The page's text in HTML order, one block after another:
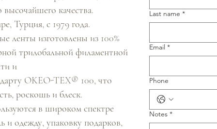
качества.
Турция, с 1979 года.
ленты изготовлены из 100%
трилобальной филаментной
и
OKEO-TEX® 100, что
роскошь и блеск.
в широком спектре
и одежду, упаковку подарков,
Last name *
Email *
Phone
Notes *